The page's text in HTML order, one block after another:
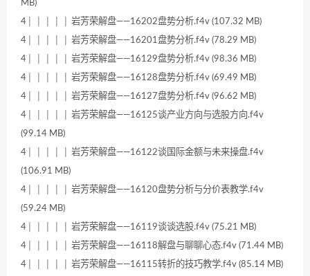
MB)
4│ │ │ │ │ 岩芳荣解盘——16202盘势分析.f4v (107.32 MB)
4│ │ │ │ │ 岩芳荣解盘——16201盘势分析.f4v (78.29 MB)
4│ │ │ │ │ 岩芳荣解盘——16129盘势分析.f4v (98.36 MB)
4│ │ │ │ │ 岩芳荣解盘——16128盘势分析.f4v (69.49 MB)
4│ │ │ │ │ 岩芳荣解盘——16127盘势分析.f4v (96.62 MB)
4│ │ │ │ │ 岩芳荣解盘——16125谈产业方向与选股方向.f4v
(99.14 MB)
4│ │ │ │ │ 岩芳荣解盘——16122谈国际金额与未来操盘.f4v
(106.91 MB)
4│ │ │ │ │ 岩芳荣解盘——16120盘势分析与分价表教学.f4v
(59.24 MB)
4│ │ │ │ │ 岩芳荣解盘——16119谈谈选股.f4v (75.21 MB)
4│ │ │ │ │ 岩芳荣解盘——16118解盘与聊聊心态.f4v (71.44 MB)
4│ │ │ │ │ 岩芳荣解盘——16115转折的技巧教学.f4v (85.14 MB)